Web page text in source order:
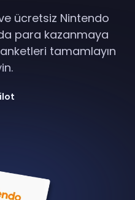
ücretsiz Nintendo
para kazanmaya
tamamlayın